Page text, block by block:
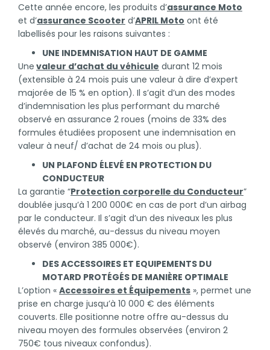
Cette année encore, les produits d’assurance Moto
et d’assurance Scooter d’APRIL Moto ont été
labellisés pour les raisons suivantes :
UNE INDEMNISATION HAUT DE GAMME
Une valeur d’achat du véhicule durant 12 mois
(extensible à 24 mois puis une valeur à dire d’expert
majorée de 15 % en option). Il s’agit d’un des modes
d’indemnisation les plus performant du marché
observé en assurance 2 roues (moins de 33% des
formules étudiées proposent une indemnisation en
valeur à neuf/ d’achat de 24 mois ou plus).
UN PLAFOND ÉLEVÉ EN PROTECTION DU
CONDUCTEUR
La garantie “Protection corporelle du Conducteur”
doublée jusqu’à 1 200 000€ en cas de port d’un airbag
par le conducteur. Il s’agit d’un des niveaux les plus
élevés du marché, au-dessus du niveau moyen
observé (environ 385 000€).
DES ACCESSOIRES ET EQUIPEMENTS DU
MOTARD PROTÉGÉS DE MANIÈRE OPTIMALE
L’option « Accessoires et Équipements », permet une
prise en charge jusqu’à 10 000 € des éléments
couverts. Elle positionne notre offre au-dessus du
niveau moyen des formules observées (environ 2
750€ tous niveaux confondus).